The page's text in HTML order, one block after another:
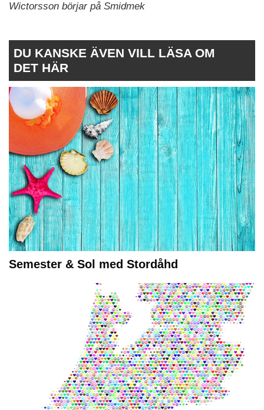
Wictorsson börjar på Smidmek
DU KANSKE ÄVEN VILL LÄSA OM
DET HÄR
Semester & Sol med Stordåhd